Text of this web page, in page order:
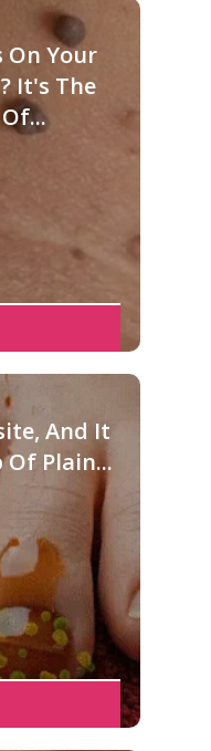
On Your
It's The
And It
Of Plain...